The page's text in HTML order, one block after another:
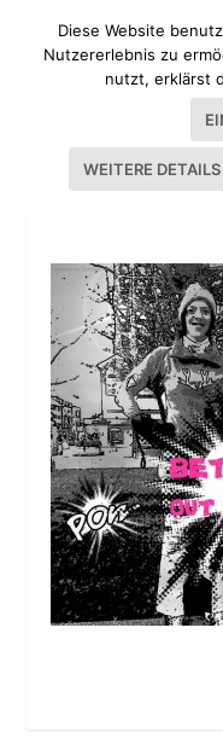
20131106-
Diese Website
Nutzererlebnis zu
nutzt, erklärst
WEITERE